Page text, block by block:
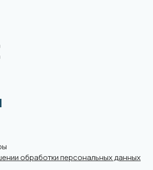
обработки персональных данных